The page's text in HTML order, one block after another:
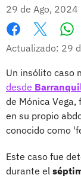
29 de Ago, 2024
Facebook
X
Actualizado: 29
Un insólito caso
desde
de Mónica
en su propio
conocido como
Este caso fue
durante el